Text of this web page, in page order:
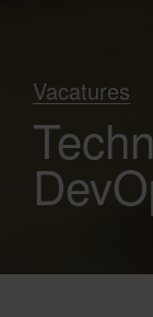
Vacatures